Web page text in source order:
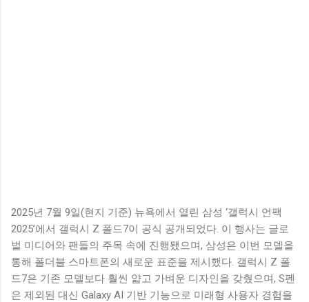
2025년 7월 9일(현지 기준) 뉴욕에서 열린 삼성 ‘갤럭시 언팩
2025’에서 갤럭시 Z 폴드7이 공식 공개되었다. 이 행사는 글로
벌 미디어와 팬들의 주목 속에 진행됐으며, 삼성은 이번 모델을
통해 폴더블 스마트폰의 새로운 표준을 제시했다. 갤럭시 Z 폴
드7은 기존 모델보다 훨씬 얇고 가벼운 디자인을 갖췄으며, S펜
은 제외된 대신 Galaxy AI 기반 기능으로 미래형 사용자 경험을